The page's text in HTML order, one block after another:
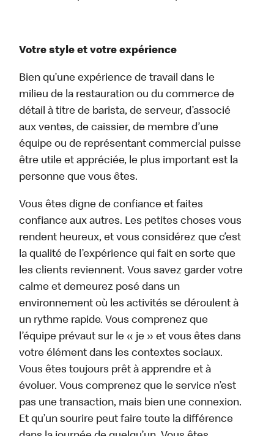
Votre style et votre expérience
Bien qu’une expérience de travail dans le
milieu de la restauration ou du commerce de
détail à titre de barista, de serveur, d’associé
aux ventes, de caissier, de membre d’une
équipe ou de représentant commercial puisse
être utile et appréciée, le plus important est la
personne que vous êtes.
Vous êtes digne de confiance et faites
confiance aux autres. Les petites choses vous
rendent heureux, et vous considérez que c’est
la qualité de l’expérience qui fait en sorte que
les clients reviennent. Vous savez garder votre
calme et demeurez posé dans un
environnement où les activités se déroulent à
un rythme rapide. Vous comprenez que
l’équipe prévaut sur le « je » et vous êtes dans
votre élément dans les contextes sociaux.
Vous êtes toujours prêt à apprendre et à
évoluer. Vous comprenez que le service n’est
pas une transaction, mais bien une connexion.
Et qu’un sourire peut faire toute la différence